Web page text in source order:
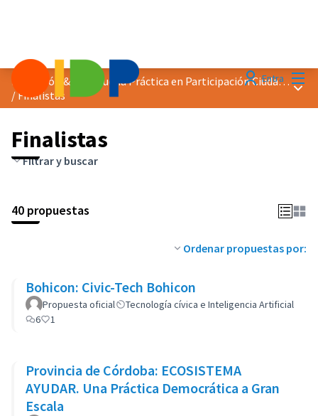
EntraDistinción &quot;Buena Práctica en Participación Ciudadana&quot; 2024
/Finalistas
Finalistas
Filtrar y buscar
40 propuestas
Ordenar propuestas por:
Bohicon: Civic-Tech Bohicon
Propuesta oficial
Tecnología cívica e Inteligencia Artificial
6
1
Provincia de Córdoba: ECOSISTEMA
AYUDAR. Una Práctica Democrática a Gran
Escala